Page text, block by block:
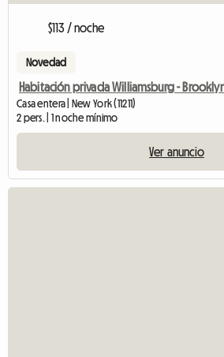
$113 / noche
Novedad
Habitación privada Williamsburg -
Casa entera | New York (11211)
2 pers. | 1 noche mínimo
Ver anuncio